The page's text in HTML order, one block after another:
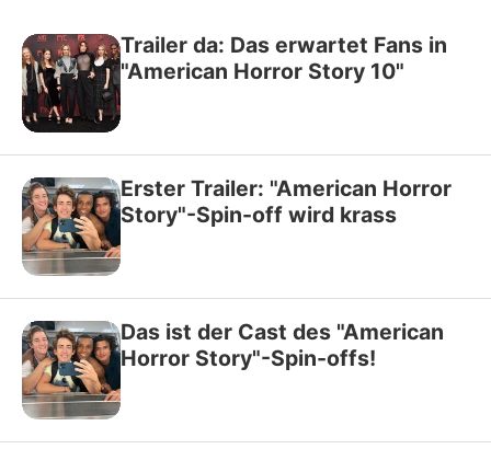
Trailer da: Das erwartet Fans in
"American Horror Story 10"
Erster Trailer: "American Horror
Story"-Spin-off wird krass
Das ist der Cast des "American
Horror Story"-Spin-offs!